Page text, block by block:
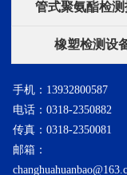
管式聚氨酯检测
橡塑检测设
手机：13932800587
电话：0318-2350882
传真：0318-2350081
邮箱：